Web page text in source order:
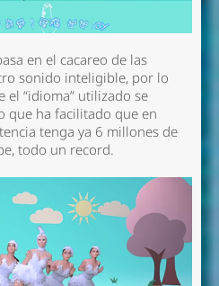
en el cacareo de las
sonido inteligible, por lo
el “idioma” utilizado se
que ha facilitado que en
tenga ya 6 millones de
todo un record.